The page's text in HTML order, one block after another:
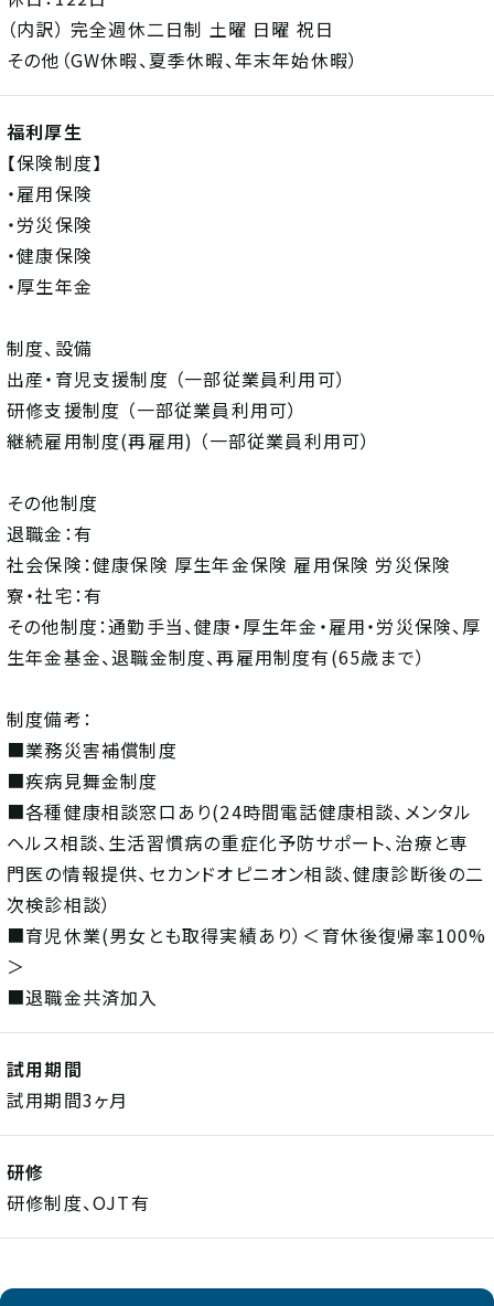
（内訳） 完全週休二日制 土曜 日曜 祝日
その他（GW休暇、夏季休暇、年末年始休暇）
福利厚生
【保険制度】
・雇用保険
・労災保険
・健康保険
・厚生年金
制度、設備
出産・育児支援制度 （一部従業員利用可）
研修支援制度 （一部従業員利用可）
継続雇用制度(再雇用) （一部従業員利用可）
その他制度
退職金：有
社会保険：健康保険 厚生年金保険 雇用保険 労災保険
寮・社宅：有
その他制度：通勤手当、健康・厚生年金・雇用・労災保険、厚
生年金基金、退職金制度、再雇用制度有(65歳まで）
制度備考：
■業務災害補償制度
■疾病見舞金制度
■各種健康相談窓口あり(24時間電話健康相談、メンタル
ヘルス相談、生活習慣病の重症化予防サポート、治療と専
門医の情報提供、セカンドオピニオン相談、健康診断後の二
次検診相談）
■育児休業(男女とも取得実績あり）＜育休後復帰率100%
＞
■退職金共済加入
試用期間
試用期間3ヶ月
研修
研修制度、OJT有